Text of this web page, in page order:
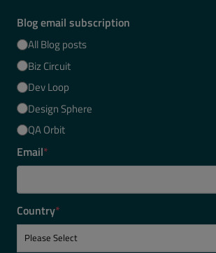
Blog email subscription
All Blog posts
Biz Circuit
Dev Loop
Design Sphere
QA Orbit
Email*
Country*